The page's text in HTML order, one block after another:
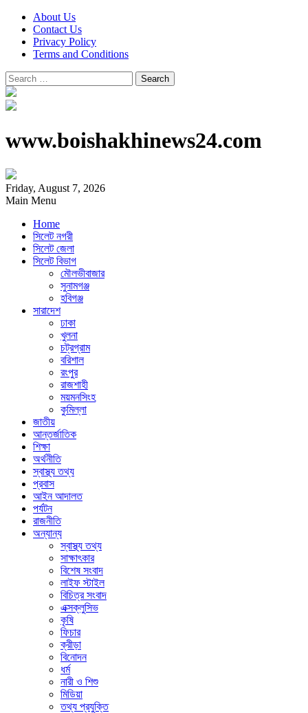
About Us
Contact Us
Privacy Policy
Terms and Conditions
Search
for:
www.boishakhinews24.com
Friday, August 7, 2026
Main Menu
Home
সিলেট নগরী
সিলেট জেলা
সিলেট বিভাগ
মৌলভীবাজার
সুনামগঞ্জ
হবিগঞ্জ
সারাদেশ
ঢাকা
খুলনা
চট্রগ্রাম
বরিশাল
রংপুর
রাজশাহী
ময়মনসিংহ
কুমিল্লা
জাতীয়
আন্তর্জাতিক
শিক্ষা
অর্থনীতি
স্বাস্থ্য তথ্য
প্রবাস
আইন আদালত
পর্যটন
রাজনীতি
অন্যান্য
স্বাস্থ্য তথ্য
সাক্ষাৎকার
বিশেষ সংবাদ
লাইফ স্টাইল
বিচিত্র সংবাদ
এক্সক্লুসিভ
কৃষি
ফিচার
ক্রীড়া
বিনোদন
ধর্ম
নারী ও শিশু
মিডিয়া
তথ্য প্রযুক্তি